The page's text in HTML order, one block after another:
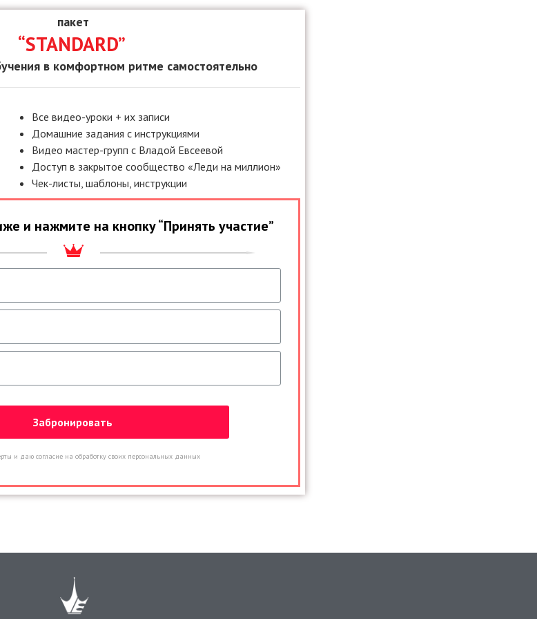
пакет
“STANDARD”
в комфортном ритме самостоятельно
Все видео-уроки + их записи
Домашние задания с инструкциями
Видео мастер-групп с Владой Евсеевой
Доступ в закрытое сообщество «Леди на миллион»
Чек-листы, шаблоны, инструкции
и нажмите на кнопку “Принять участие”
и даю согласие на обработку своих персональных данных